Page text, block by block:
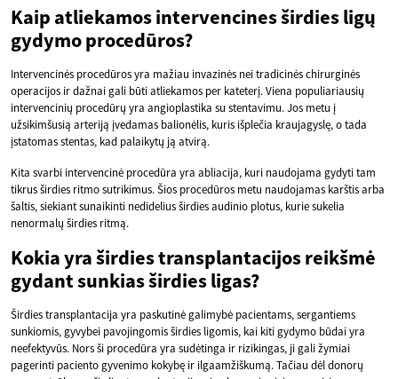
Kaip atliekamos intervencines širdies ligų
gydymo procedūros?
Intervencinės procedūros yra mažiau invazinės nei tradicinės chirurginės
operacijos ir dažnai gali būti atliekamos per kateterį. Viena populiariausių
intervencinių procedūrų yra angioplastika su stentavimu. Jos metu į
užsikimšusią arteriją įvedamas balionėlis, kuris išplečia kraujagyslę, o tada
įstatomas stentas, kad palaikytų ją atvirą.
Kita svarbi intervencinė procedūra yra abliacija, kuri naudojama gydyti tam
tikrus širdies ritmo sutrikimus. Šios procedūros metu naudojamas karštis arba
šaltis, siekiant sunaikinti nedidelius širdies audinio plotus, kurie sukelia
nenormalų širdies ritmą.
Kokia yra širdies transplantacijos reikšmė
gydant sunkias širdies ligas?
Širdies transplantacija yra paskutinė galimybė pacientams, sergantiems
sunkiomis, gyvybei pavojingomis širdies ligomis, kai kiti gydymo būdai yra
neefektyvūs. Nors ši procedūra yra sudėtinga ir rizikingas, ji gali žymiai
pagerinti paciento gyvenimo kokybę ir ilgaamžiškumą. Tačiau dėl donorų